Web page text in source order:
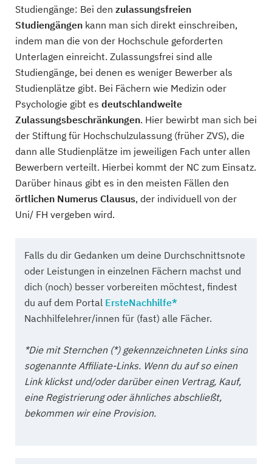
Studiengänge: Bei den zulassungsfreien
Studiengängen kann man sich direkt einschreiben,
indem man die von der Hochschule geforderten
Unterlagen einreicht. Zulassungsfrei sind alle
Studiengänge, bei denen es weniger Bewerber als
Studienplätze gibt. Bei Fächern wie Medizin oder
Psychologie gibt es deutschlandweite
Zulassungsbeschränkungen. Hier bewirbt man sich bei
der Stiftung für Hochschulzulassung (früher ZVS), die
dann alle Studienplätze im jeweiligen Fach unter allen
Bewerbern verteilt. Hierbei kommt der NC zum Einsatz.
Darüber hinaus gibt es in den meisten Fällen den
örtlichen Numerus Clausus, der individuell von der
Uni/ FH vergeben wird.
Falls du dir Gedanken um deine Durchschnittsnote
oder Leistungen in einzelnen Fächern machst und
dich (noch) besser vorbereiten möchtest, findest
du auf dem Portal ErsteNachhilfe*
Nachhilfelehrer/innen für (fast) alle Fächer.
*Die mit Sternchen (*) gekennzeichneten Links sind
sogenannte Affiliate-Links. Wenn du auf so einen
Link klickst und/oder darüber einen Vertrag, Kauf,
eine Registrierung oder ähnliches abschließt,
bekommen wir eine Provision.